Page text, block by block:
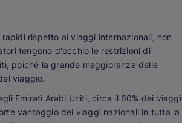
rispetto ai viaggi internazionali, non
tengono d'occhio le restrizioni di
poiché la grande maggioranza delle
viaggio.
Emirati Arabi Uniti, circa il 60% dei viaggi
vantaggio dei viaggi nazionali in tutta la